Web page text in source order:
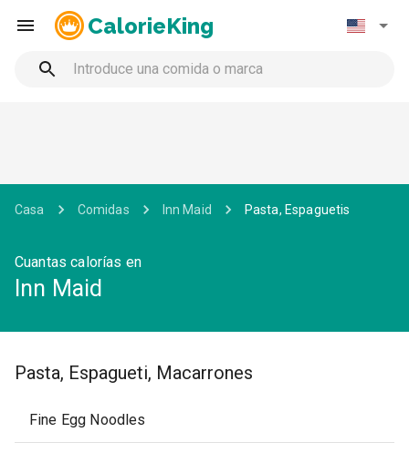
CalorieKing
Casa Comidas Inn Maid Pasta, Espaguetis
Cuantas calorías en
Inn Maid
Pasta, Espagueti, Macarrones
Fine Egg Noodles